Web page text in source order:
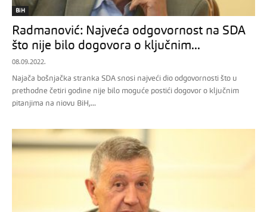
BiH
Radmanović: Najveća odgovornost na SDA
što nije bilo dogovora o ključnim...
08.09.2022.
Najača bošnjačka stranka SDA snosi najveći dio odgovornosti što u
prethodne četiri godine nije bilo moguće postići dogovor o ključnim
pitanjima na niovu BiH,...